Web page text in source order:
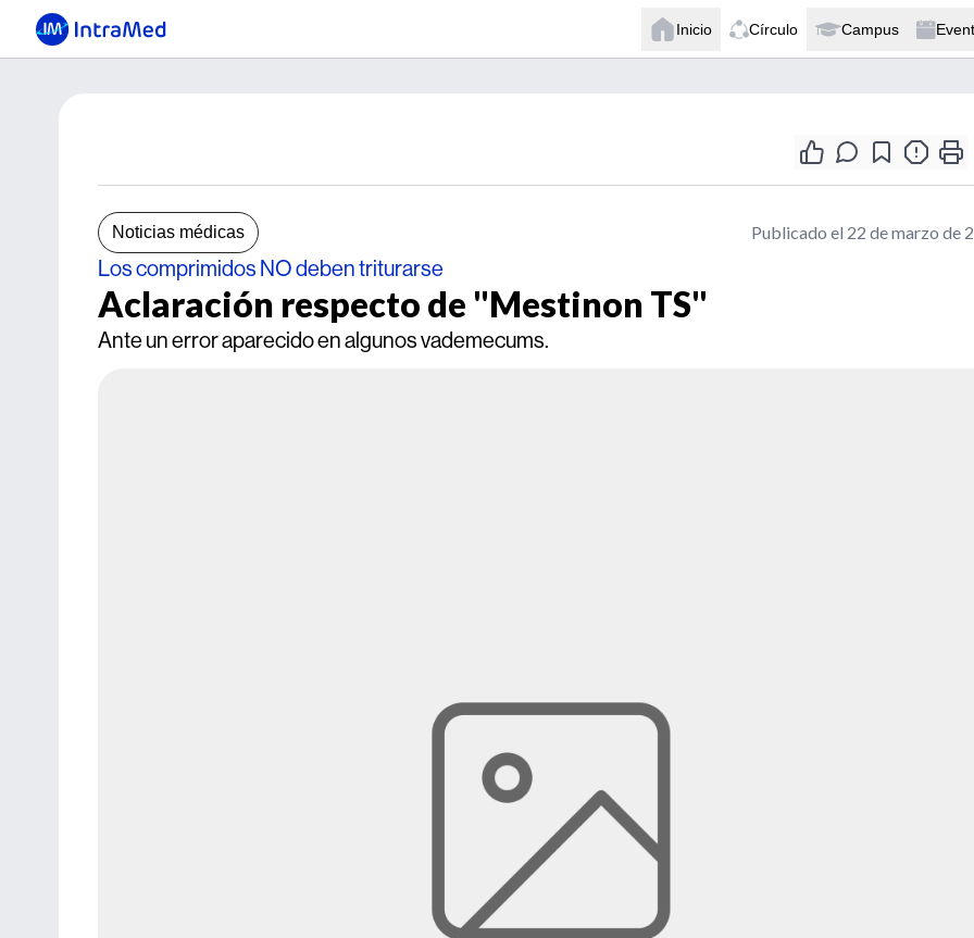
Inicio Círculo Campus
Noticias médicas Publicado el 22 de marzo de
Los comprimidos NO deben triturarse
Aclaración respecto de "Mestinon TS"
Ante un error aparecido en algunos vademecums.